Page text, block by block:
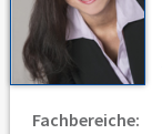
Fachbereiche: